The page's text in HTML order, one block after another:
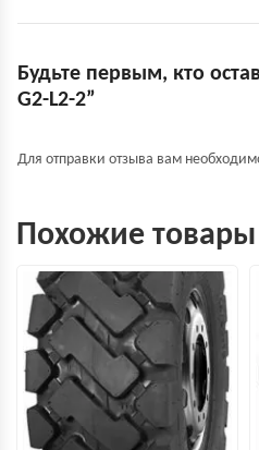
Будьте первым, кто
G2-L2-2”
Для отправки отзыва вам
Похожие товары